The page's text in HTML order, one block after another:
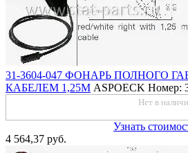
31-3604-047 ФОНАРЬ ПОЛНОГО
КАБЕЛЕМ 1,25М ASPOECK Номер:
Нет в
Узнать
4 564,37 руб.